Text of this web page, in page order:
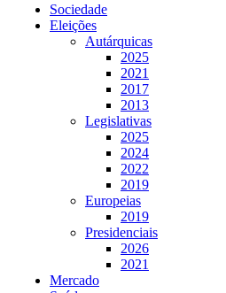
Sociedade
Eleições
Autárquicas
2025
2021
2017
2013
Legislativas
2025
2024
2022
2019
Europeias
2019
Presidenciais
2026
2021
Mercado